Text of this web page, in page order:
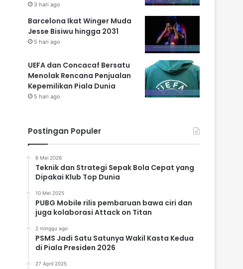
3 hari ago
Barcelona Ikat Winger Muda
Jesse Bisiwu hingga 2031
5 hari ago
UEFA dan Concacaf Bersatu
Menolak Rencana Penjualan
Kepemilikan Piala Dunia
5 hari ago
Postingan Populer
6 Mei 2026
Teknik dan Strategi Sepak Bola Cepat yang
Dipakai Klub Top Dunia
10 Mei 2025
PUBG Mobile rilis pembaruan bawa ciri dan
juga kolaborasi Attack on Titan
2 minggu ago
PSMS Jadi Satu Satunya Wakil Kasta Kedua
di Piala Presiden 2026
27 April 2025